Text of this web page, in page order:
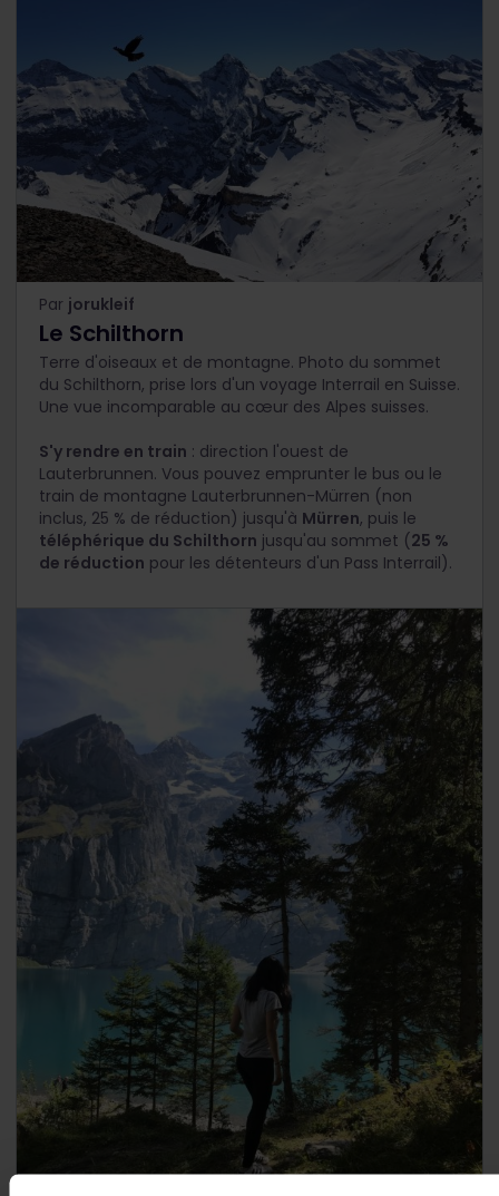
Par jorukleif
Le Schilthorn
Terre d'oiseaux et de montagne. Photo du sommet
du Schilthorn, prise lors d'un voyage Interrail en Suisse.
Une vue incomparable au cœur des Alpes suisses.
S'y rendre en train : direction l'ouest de
Lauterbrunnen. Vous pouvez emprunter le bus ou le
train de montagne Lauterbrunnen-Mürren (non
inclus, 25 % de réduction) jusqu'à Mürren, puis le
téléphérique du Schilthorn jusqu'au sommet (25 %
de réduction pour les détenteurs d'un Pass Interrail).